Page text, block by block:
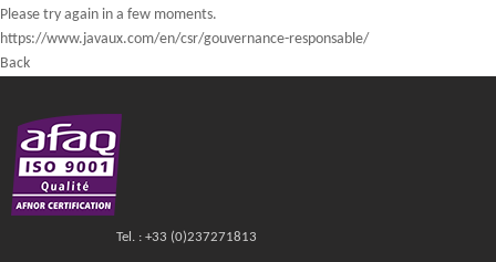
Please try again in a few moments.
https://www.javaux.com/en/csr/gouvernance-responsable/
Back
Tel. : +33 (0)237271813